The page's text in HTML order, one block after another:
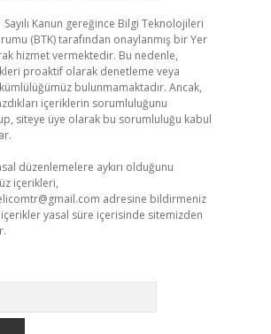
Sayılı Kanun gereğince Bilgi Teknolojileri
(BTK) tarafından onaylanmış bir Yer
hizmet vermektedir. Bu nedenle,
proaktif olarak denetleme veya
bulunmamaktadır. Ancak,
içeriklerin sorumluluğunu
siteye üye olarak bu sorumluluğu kabul
düzenlemelere aykırı olduğunu
içerikleri,
adresine bildirmeniz
yasal süre içerisinde sitemizden